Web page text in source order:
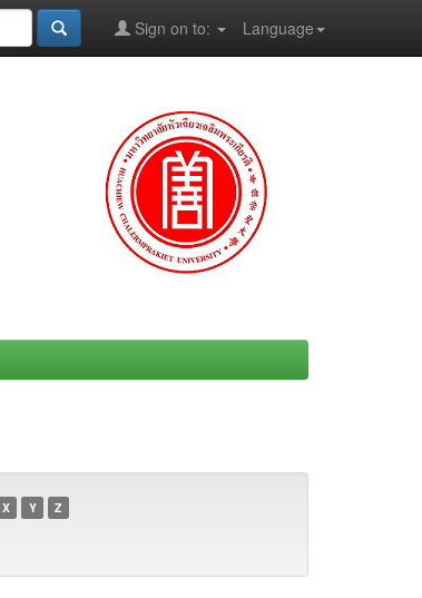
Language
Sign on to:
X Y Z